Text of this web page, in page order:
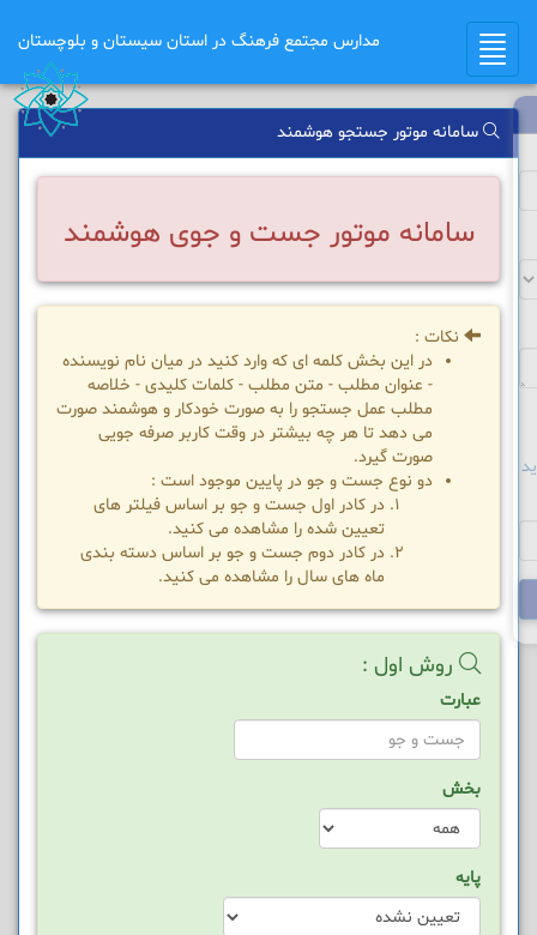
Toggle
navigation
مدارس مجتمع فرهنگ در استان سیستان و بلوچستان
سامانه موتور جستجو هوشمند
سامانه موتور جست و جوی هوشمند
نکات :
در این بخش کلمه ای که وارد کنید در میان نام نویسنده
- عنوان مطلب - متن مطلب - کلمات کلیدی - خلاصه
مطلب عمل جستجو را به صورت خودکار و هوشمند صورت
می دهد تا هر چه بیشتر در وقت کاربر صرفه جویی
صورت گیرد.
دو نوع جست و جو در پایین موجود است :
در کادر اول جست و جو بر اساس فیلتر های
تعیین شده را مشاهده می کنید.
در کادر دوم جست و جو بر اساس دسته بندی
ماه های سال را مشاهده می کنید.
روش اول :
عبارت
بخش
پایه